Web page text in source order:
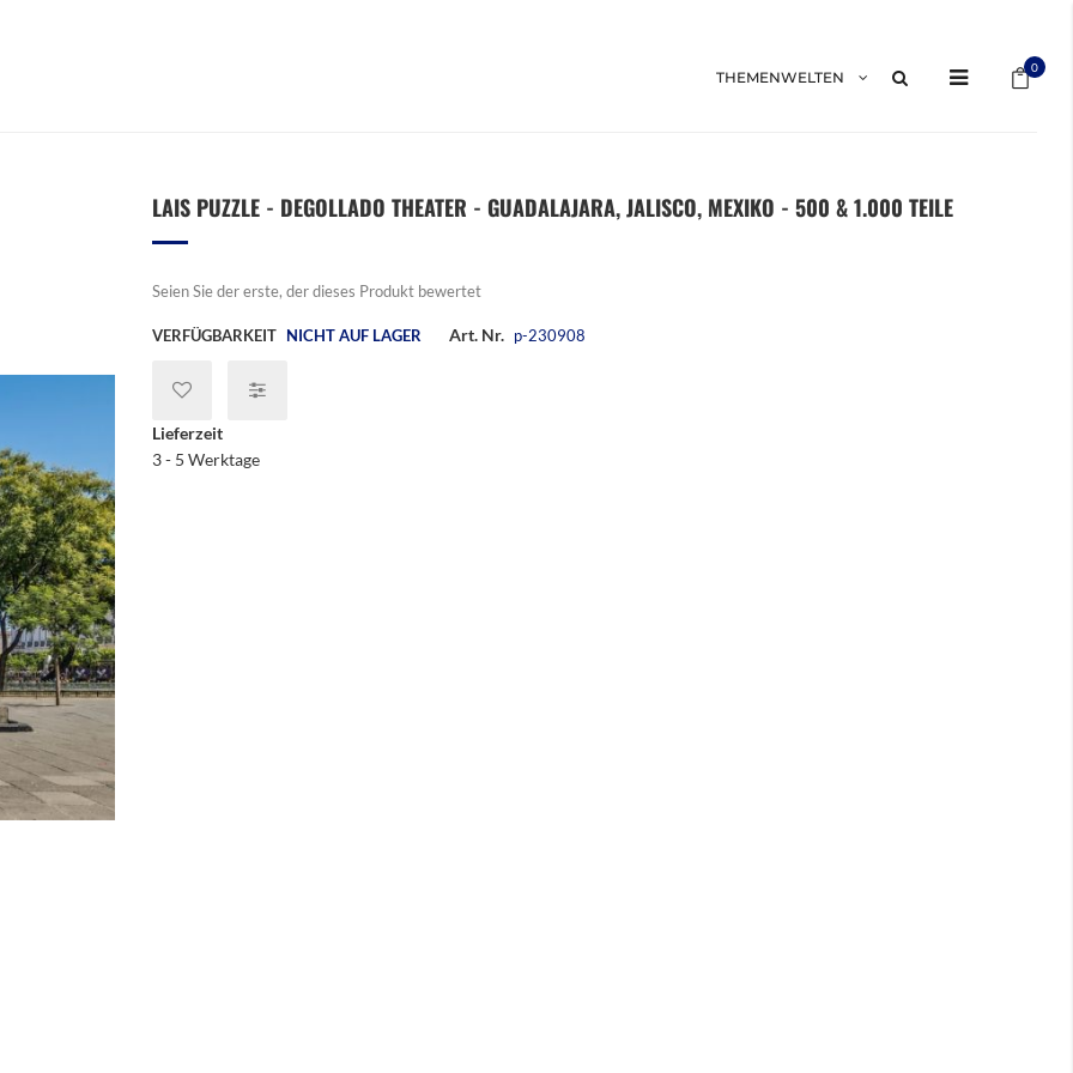
0
THEMENWELTEN
LAIS PUZZLE - DEGOLLADO THEATER - GUADALAJARA, JALISCO, MEXIKO - 500 & 1.000 TEILE
Seien Sie der erste, der dieses Produkt bewertet
VERFÜGBARKEIT NICHT AUF LAGER Art. Nr. p-230908
Lieferzeit
3 - 5 Werktage